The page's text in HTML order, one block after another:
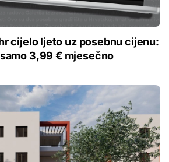
cijelo ljeto uz posebnu cijenu:
3,99 € mjesečno